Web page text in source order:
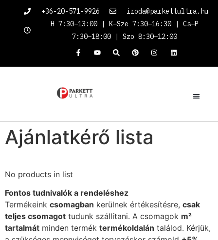
+36-20-571-9926
iroda@parkettultra.hu
H 7:30–13:00 | K–Sze 7:30–16:30 | Cs–P
7:30–18:00 | Szo 8:30–12:00
Ajánlatkérő lista
No products in list
Fontos tudnivalók a rendeléshez
Termékeink csomagban kerülnek értékesítésre, csak
teljes csomagot tudunk szállítani. A csomagok m²
tartalmát minden termék termékoldalán találod. Kérjük,